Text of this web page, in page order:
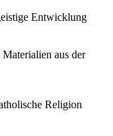
Entwicklung
aus der
Religion